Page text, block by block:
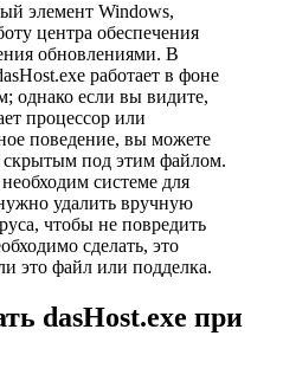
элемент Windows,
центра обеспечения
обновлениями. В
работает в фоне
однако если вы видите,
процессор или
поведение, вы можете
скрытым под этим файлом.
системе для
удалить вручную
чтобы не повредить
сделать, это
это файл или подделка.
dasHost.exe при